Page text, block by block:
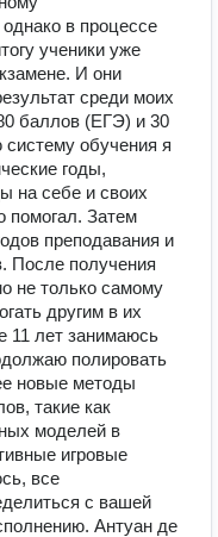
в процессе
ученики уже
И они
среди моих
баллов (ЕГЭ) и 30
обучения я
годы,
на себе и своих
помогал. Затем
преподавания и
После получения
не только самому
другим в их
11 лет занимаюсь
полировать
новые методы
такие как
моделей в
игровые
все
с вашей
Антуан де